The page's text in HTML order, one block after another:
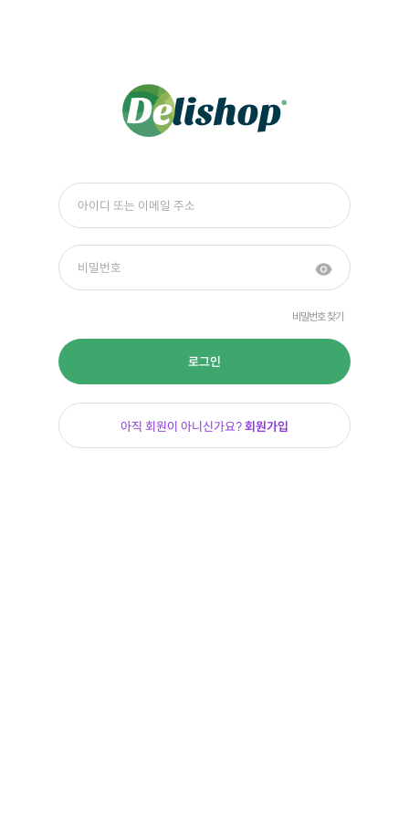
비밀번호 찾기
로그인
아직 회원이 아니신가요?회원가입